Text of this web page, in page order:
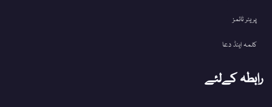
پریئر ٹائمز
کلمہ اینڈ دعا
رابطہ کےلئے